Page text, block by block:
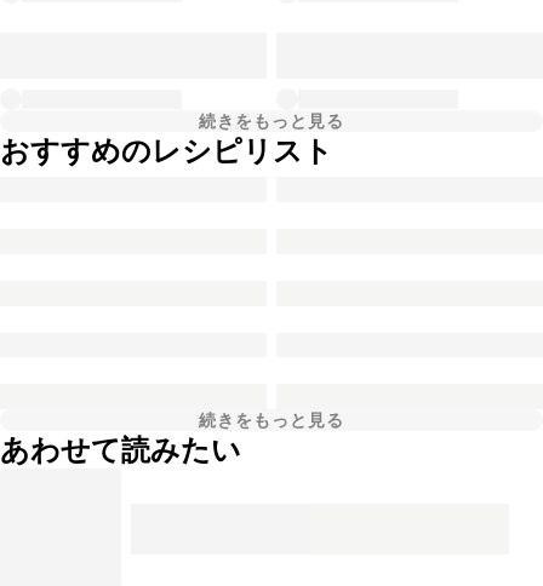
続きをもっと見る
おすすめのレシピリスト
続きをもっと見る
あわせて読みたい